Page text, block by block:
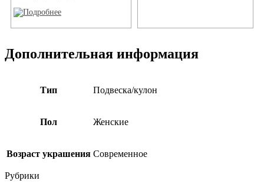
Дополнительная информация
Тип Подвеска/кулон
Пол Женские
Возраст украшения Современное
Рубрики